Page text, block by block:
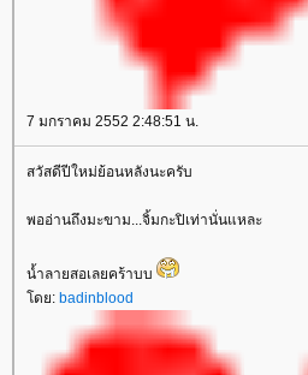
7 มกราคม 2552 2:48:51 น.
สวัสดีปีใหม่ย้อนหลังนะครับ
พออ่านถึงมะขาม...จิ้มกะปิเท่านั่นแหละ
น้ำลายสอเลยคร้าบบ
ดย: badinblood